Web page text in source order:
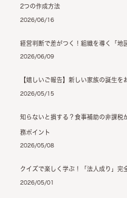
2つの作成方法
2026/06/16
経営判断で差がつく！組織を導く「地
2026/06/09
【嬉しいご報告】新しい家族の誕生を
2026/05/15
知らないと損する？食事補助の非課税
務ポイント
2026/05/08
クイズで楽しく学ぶ！「法人成り」
2026/05/01